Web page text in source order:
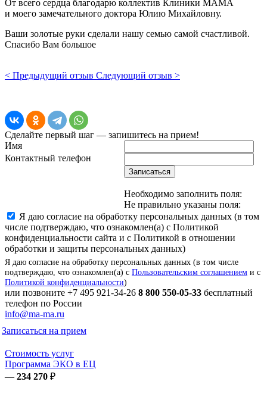
От всего сердца благодарю коллектив Клиники МАМА
и моего замечательного доктора Юлию Михайловну.
Ваши золотые руки сделали нашу семью самой счастливой.
Спасибо Вам большое
< Предыдущий отзыв Следующий отзыв >
Сделайте первый шаг — запишитесь на прием!
Имя
Контактный телефон
Записаться
Необходимо заполнить поля:
Не правильно указаны поля:
Я даю согласие на обработку персональных данных (в том
числе подтверждаю, что ознакомлен(а) с Политикой
конфиденциальности сайта и с Политикой в отношении
обработки и защиты персональных данных)
Я даю согласие на обработку персональных данных (в том числе
подтверждаю, что ознакомлен(а) с Пользовательским соглашением и с
Политикой конфиденциальности)
или позвоните +7 495 921-34-26 8 800 550-05-33 бесплатный
телефон по России
info@ma-ma.ru
Записаться на прием
Стоимость услуг
Программа ЭКО в ЕЦ
— 234 270 ₽